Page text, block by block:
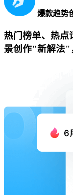
爆款趋势
热门榜单、热点
景创作"新解法"